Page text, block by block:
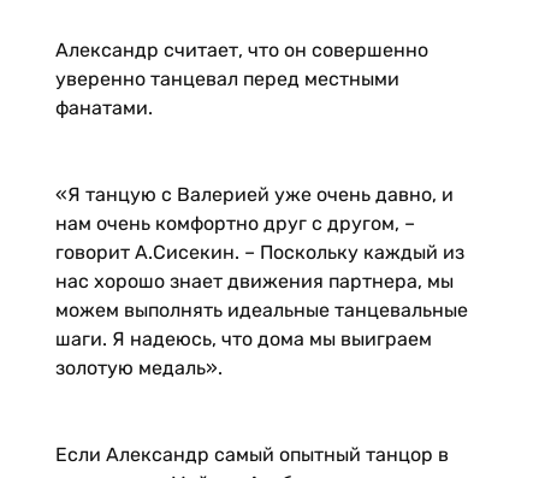
Александр считает, что он совершенно
уверенно танцевал перед местными
фанатами.
«Я танцую с Валерией уже очень давно, и
нам очень комфортно друг с другом, –
говорит А.Сисекин. – Поскольку каждый из
нас хорошо знает движения партнера, мы
можем выполнять идеальные танцевальные
шаги. Я надеюсь, что дома мы выиграем
золотую медаль».
Если Александр самый опытный танцор в